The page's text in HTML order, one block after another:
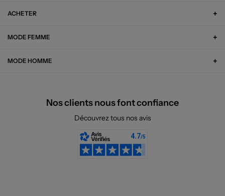
ACHETER
MODE FEMME
MODE HOMME
Nos clients nous font confiance
Découvrez tous nos avis